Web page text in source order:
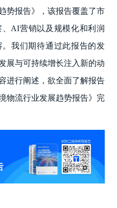
势报告》，该报告覆盖了市
AI营销以及规模化和利润
我们期待通过此报告的发
展与可持续增长注入新的动
进行阐述，欲全面了解报告
物流行业发展趋势报告》完